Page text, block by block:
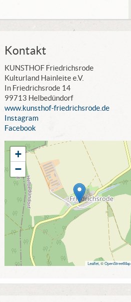
Kontakt
KUNSTHOF Friedrichsrode
Kulturland Hainleite e.V.
In Friedrichsrode 14
99713 Helbedündorf
www.kunsthof-friedrichsrode.de
Instagram
Facebook
+
−
Leaflet , ©OpenStreetMap